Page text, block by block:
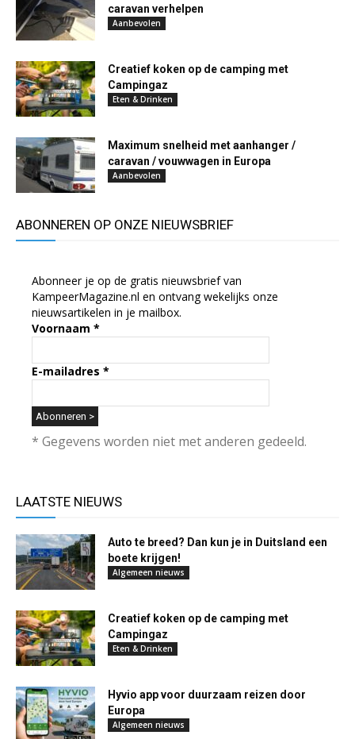
caravan verhelpen
Aanbevolen
Creatief koken op de camping met
Campingaz
Eten & Drinken
Maximum snelheid met aanhanger /
caravan / vouwwagen in Europa
Aanbevolen
ABONNEREN OP ONZE NIEUWSBRIEF
Abonneer je op de gratis nieuwsbrief van
KampeerMagazine.nl en ontvang wekelijks onze
nieuwsartikelen in je mailbox.
Voornaam *
E-mailadres *
* Gegevens worden niet met anderen gedeeld.
LAATSTE NIEUWS
Auto te breed? Dan kun je in Duitsland een
boete krijgen!
Algemeen nieuws
Creatief koken op de camping met
Campingaz
Eten & Drinken
Hyvio app voor duurzaam reizen door
Europa
Algemeen nieuws